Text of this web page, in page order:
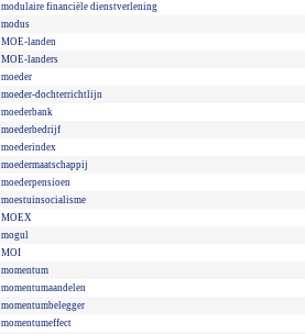
modulaire financiële dienstverlening
modus
MOE-landen
MOE-landers
moeder
moeder-dochterrichtlijn
moederbank
moederbedrijf
moederindex
moedermaatschappij
moederpensioen
moestuinsocialisme
MOEX
mogul
MOI
momentum
momentumaandelen
momentumbelegger
momentumeffect